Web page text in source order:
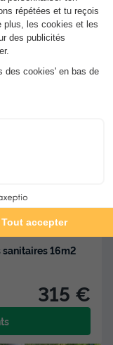
sanitaires 16m2
315 €